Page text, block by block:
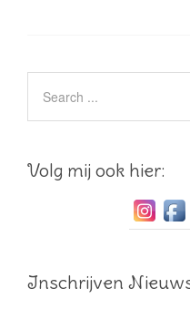
Volg mij ook hier:
Inschrijven